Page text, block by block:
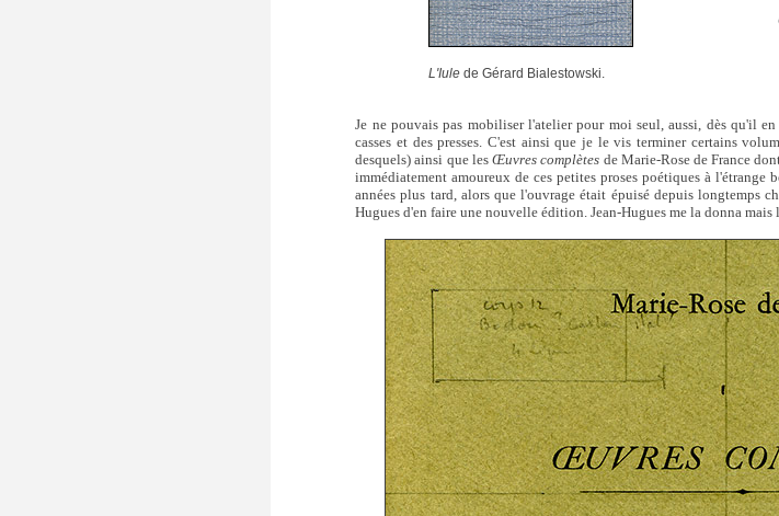
L'Iulede Gérard Bialestowski.
Je ne pouvais pas mobiliser l'atelier pour moi seul, aussi, dès qu'il
casses et des presses. C'est ainsi que je le vis terminer certains
desquels) ainsi que lesŒuvres complètes de Marie-Rose de France
immédiatement amoureux de ces petites proses poétiques à l'étrange
années plus tard, alors que l'ouvrage était épuisé depuis longtemps
Hugues d'en faire une nouvelle édition. Jean-Hugues me la donna mais